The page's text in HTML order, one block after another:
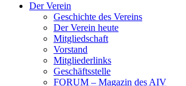
Der Verein
Geschichte des Vereins
Der Verein heute
Mitgliedschaft
Vorstand
Mitgliederlinks
Geschäftsstelle
FORUM – Magazin des AIV